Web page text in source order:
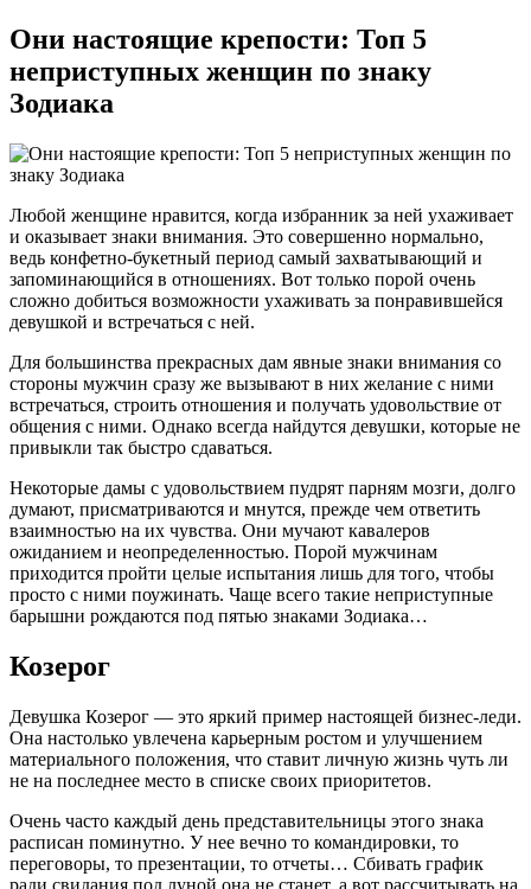
Они настоящие крепости: Топ 5
неприступных женщин по знаку
Зодиака
Любой женщине нравится, когда избранник за ней ухаживает
и оказывает знаки внимания. Это совершенно нормально,
ведь конфетно-букетный период самый захватывающий и
запоминающийся в отношениях. Вот только порой очень
сложно добиться возможности ухаживать за понравившейся
девушкой и встречаться с ней.
Для большинства прекрасных дам явные знаки внимания со
стороны мужчин сразу же вызывают в них желание с ними
встречаться, строить отношения и получать удовольствие от
общения с ними. Однако всегда найдутся девушки, которые не
привыкли так быстро сдаваться.
Некоторые дамы с удовольствием пудрят парням мозги, долго
думают, присматриваются и мнутся, прежде чем ответить
взаимностью на их чувства. Они мучают кавалеров
ожиданием и неопределенностью. Порой мужчинам
приходится пройти целые испытания лишь для того, чтобы
просто с ними поужинать. Чаще всего такие неприступные
барышни рождаются под пятью знаками Зодиака…
Козерог
Девушка Козерог — это яркий пример настоящей бизнес-леди.
Она настолько увлечена карьерным ростом и улучшением
материального положения, что ставит личную жизнь чуть ли
не на последнее место в списке своих приоритетов.
Очень часто каждый день представительницы этого знака
расписан поминутно. У нее вечно то командировки, то
переговоры, то презентации, то отчеты… Сбивать график
ради свидания под луной она не станет, а вот рассчитывать на